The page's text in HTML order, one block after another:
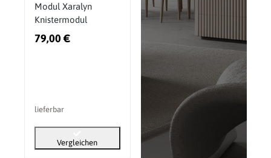
Modul Xaralyn
Knistermodul
79,00 €
lieferbar
Vergleichen